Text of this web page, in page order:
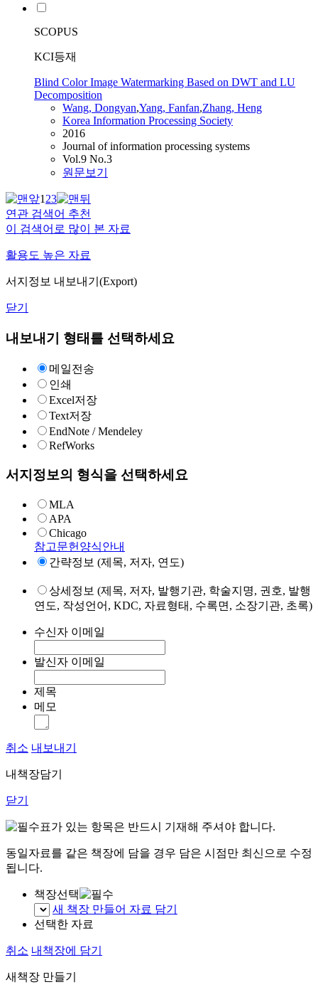
SCOPUS
KCI등재
Blind Color Image Watermarking Based on DWT and LU
Decomposition
Wang, Dongyan,Yang, Fanfan,Zhang, Heng
Korea Information Processing Society
2016
Journal of information processing systems
Vol.9 No.3
원문보기
123
연관 검색어 추천
이 검색어로 많이 본 자료
활용도 높은 자료
서지정보 내보내기(Export)
닫기
내보내기 형태를 선택하세요
메일전송
인쇄
Excel저장
Text저장
EndNote / Mendeley
RefWorks
서지정보의 형식을 선택하세요
MLA
APA
Chicago
참고문헌양식안내
간략정보 (제목, 저자, 연도)
상세정보 (제목, 저자, 발행기관, 학술지명, 권호, 발행
연도, 작성언어, KDC, 자료형태, 수록면, 소장기관, 초록)
수신자 이메일
발신자 이메일
제목
메모
취소 내보내기
내책장담기
닫기
표가 있는 항목은 반드시 기재해 주셔야 합니다.
동일자료를 같은 책장에 담을 경우 담은 시점만 최신으로 수정
됩니다.
책장선택
새 책장 만들어 자료 담기
선택한 자료
취소 내책장에 담기
새책장 만들기